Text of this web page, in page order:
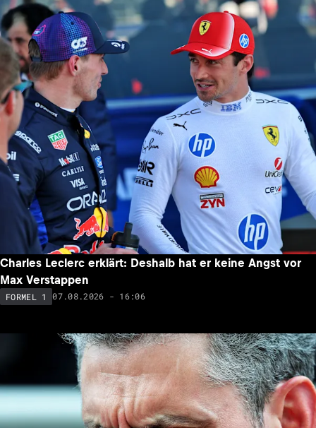
Charles Leclerc erklärt: Deshalb hat er keine Angst vor
Max Verstappen
FORMEL 1 07.08.2026 - 16:06